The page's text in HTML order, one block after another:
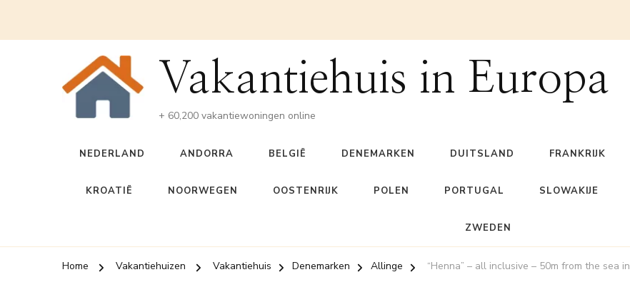
Vakantiehuis in Europa
+ 60,200 vakantiewoningen online
NEDERLAND ANDORRA BELGIË DENEMARKEN DUITSLAND FRANKRIJK
KROATIË NOORWEGEN OOSTENRIJK POLEN PORTUGAL SLOWAKIJE
ZWEDEN
Home Vakantiehuizen Vakantiehuis Denemarken Allinge “Henna” – all inclusive – 50m from the sea